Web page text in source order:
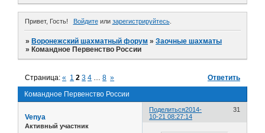
Привет, Гость! Войдитеили зарегистрируйтесь.
»Воронежский шахматный форум »Заочные шахматы
»Командное Первенство России
Командное Первенство России
Страница:« 1 2 3 4 … 8 » Ответить
Поделиться 31
2014-
10-21 08:27:14
Venya
Активный участник